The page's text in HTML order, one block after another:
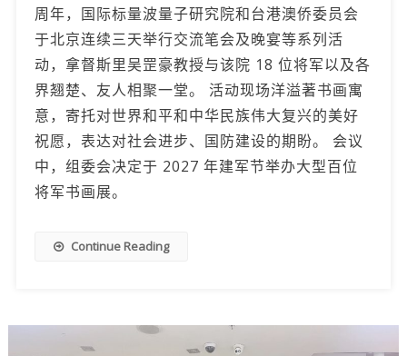
周年，国际标量波量子研究院和台港澳侨委员会
于北京连续三天举行交流笔会及晚宴等系列活
动，拿督斯里吴罡豪教授与该院 18 位将军以及各
界翘楚、友人相聚一堂。 活动现场洋溢著书画寓
意，寄托对世界和平和中华民族伟大复兴的美好
祝愿，表达对社会进步、国防建设的期盼。 会议
中，组委会决定于 2027 年建军节举办大型百位
将军书画展。
Continue Reading